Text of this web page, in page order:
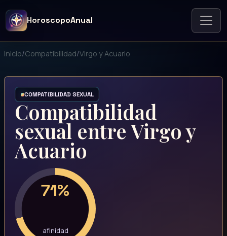
HoroscopoAnual
Inicio/Compatibilidad/Virgo y Acuario
COMPATIBILIDAD SEXUAL
Compatibilidad
sexual entre Virgo y
Acuario
71%
afinidad